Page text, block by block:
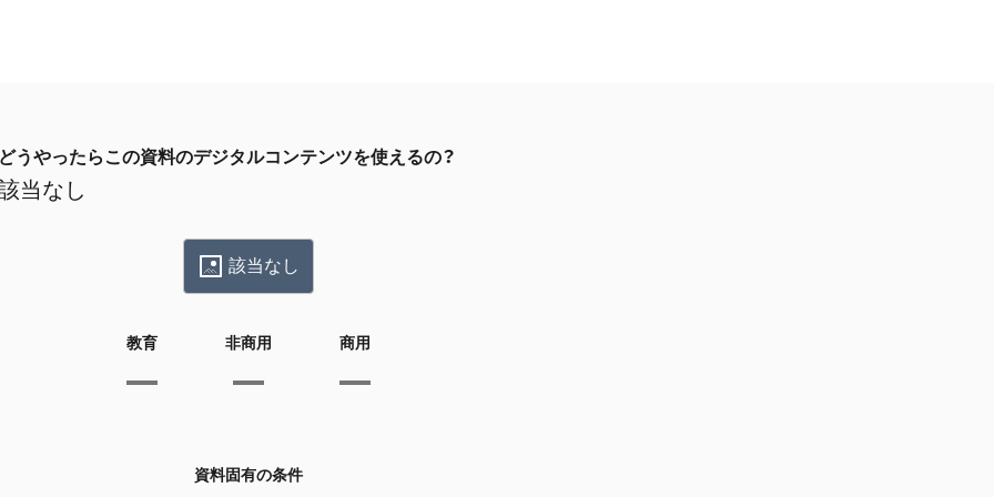
どうやったらこの資料のデジタルコンテンツを使えるの？
当なし
該当なし
教育 非商用 商用
資料固有の条件